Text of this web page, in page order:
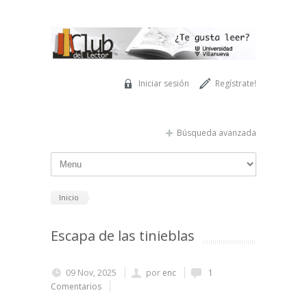
Regístrate!
Iniciar sesión
Búsqueda avanzada
Inicio
Escapa de las tinieblas
09 Nov, 2025 por enc
1
Comentarios